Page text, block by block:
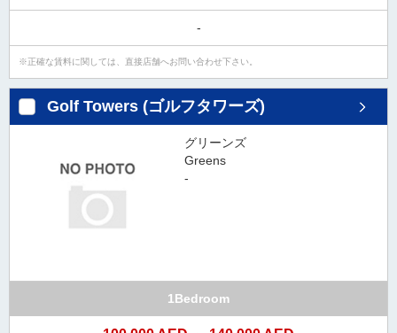
-
正確な賃料に関しては、直接店舗へお問い合わせ下さい。
Golf Towers (ゴルフタワーズ)
グリーンズ
Greens
-
1Bedroom